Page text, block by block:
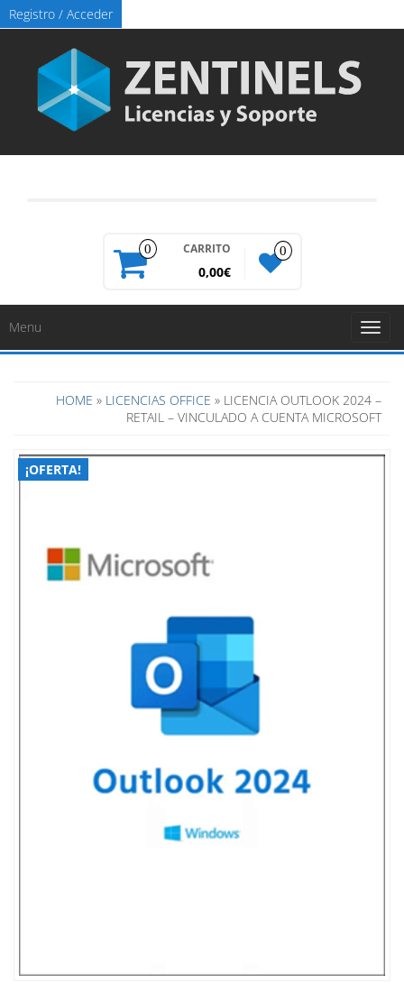
Registro / Acceder
0 CARRITO
0,00€
0
Menu
HOME » LICENCIAS OFFICE » LICENCIA OUTLOOK 2024 –
RETAIL – VINCULADO A CUENTA MICROSOFT
¡OFERTA!